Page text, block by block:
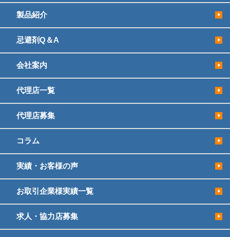
製品紹介
忌避剤Q＆A
会社案内
代理店一覧
代理店募集
コラム
実績・お客様の声
お取引企業様実績一覧
求人・協力店募集